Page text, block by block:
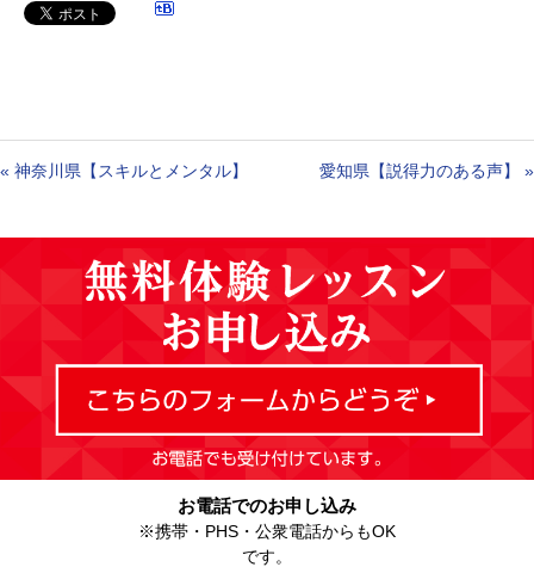
« 神奈川県【スキルとメンタル】 愛知県【説得力のある声】 »
お電話でのお申し込み
※携帯・PHS・公衆電話からもOK
です。